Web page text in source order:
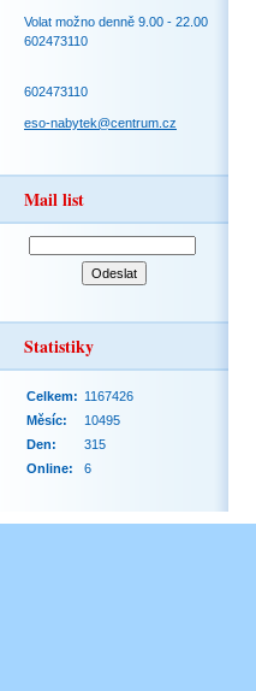
Volat možno denně 9.00 - 22.00
602473110
602473110
eso-nabytek@centrum.cz
Mail list
Statistiky
Online: 6
Celkem: 1167426
Měsíc:
10495
Den:
315